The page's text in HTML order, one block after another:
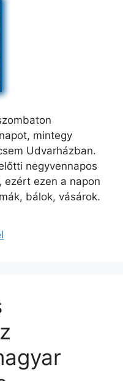
mintegy
Udvarházban.
negyvennapos
ezért ezen a napon
bálok, vásárok.